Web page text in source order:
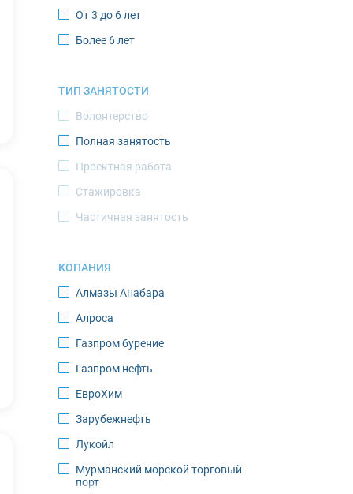
Мончегорск
Муравленко
Нарьян-Мар
Новодвинск
Новый Уренгой
Норильск
Ноябрьск
Оленегорск
Певек
Салехард
Саскылах
Северодвинск
Североморск
Среднеколымск
Тикси
Томтор
Усинск
От 3 до 6 лет
Более 6 лет
ТИП ЗАНЯТОСТИ
Волонтерство
Полная занятость
Проектная работа
Стажировка
Частичная занятость
КОПАНИЯ
Алмазы Анабара
Алроса
Газпром бурение
Газпром нефть
ЕвроХим
Зарубежнефть
Лукойл
Мурманский морской торговый
порт